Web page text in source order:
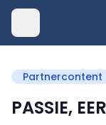
Partnercontent
PASSIE,